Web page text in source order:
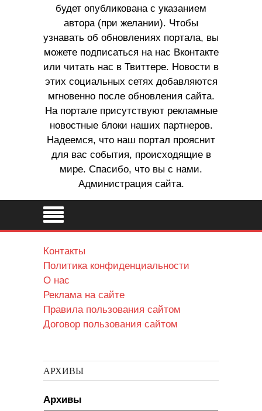
будет опубликована с указанием
автора (при желании). Чтобы
узнавать об обновлениях портала, вы
можете подписаться на нас Вконтакте
или читать нас в Твиттере. Новости в
этих социальных сетях добавляются
мгновенно после обновления сайта.
На портале присутствуют рекламные
новостные блоки наших партнеров.
Надеемся, что наш портал прояснит
для вас события, происходящие в
мире. Спасибо, что вы с нами.
Администрация сайта.
Контакты
Политика конфиденциальности
О нас
Реклама на сайте
Правила пользования сайтом
Договор пользования сайтом
АРХИВЫ
Архивы